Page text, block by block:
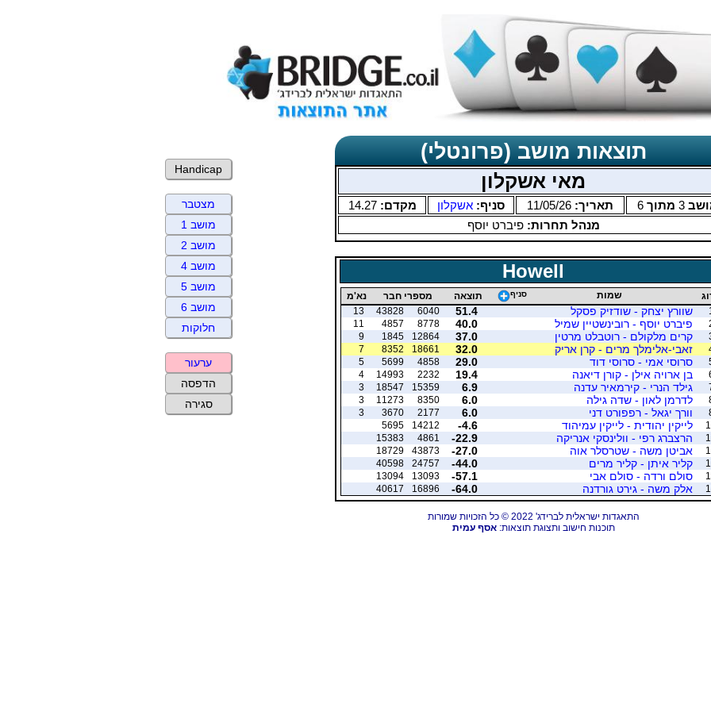
תוצאות מושב (פרונטלי)
מאי אשקלון
3 מתוך6 תאריך: 11/05/26 סניף: אשקלון מקדם:14.27
מנהל תחרות:פיברט יוסף
Howell
שמות סניף תוצאה מספרי חבר
נא'מ
1
שוורץ יצחק - שודזיק פסקל 51.4
6040
43828
13
פיברט יוסף - רובינשטיין שמיל 40.0
8778
4857
11
קרים מלקולם - רוטבלט מרטין 37.0
12864
1845
9
זאבי-אלימלך מרים - קרן אריק 32.0
18661
8352
7
סרוסי אמי - סרוסי דוד 29.0
4858
5699
5
בן ארויה אילן - קורן דיאנה 19.4
2232
14993
4
גילד הנרי - קירמאיר עדנה 6.9
15359
18547
3
לדרמן לאון - שדה גילה 6.0
8350
11273
3
וורך יגאל - רפפורט דני 6.0
2177
3670
3
לייקין יהודית - לייקין עמיהוד -4.6
14212
5695
הרצברג רפי - וולינסקי אנריקה -22.9
4861
15383
אביטן משה - שטרסלר אוה -27.0
43873
18729
קליר איתן - קליר מרים -44.0
24757
40598
סולם ורדה - סולם אבי -57.1
13093
13094
אלק משה - גירט גורדנה -64.0
16896
40617
התאגדות ישראלית לברידג' 2022 © כל הזכויות שמורות
תוכנות חישוב ותצוגת תוצאות:אסף עמית
Handicap
מצטבר
מושב 1
מושב 2
מושב 4
מושב 5
מושב 6
חלוקות
ערעור
הדפסה
סגירה